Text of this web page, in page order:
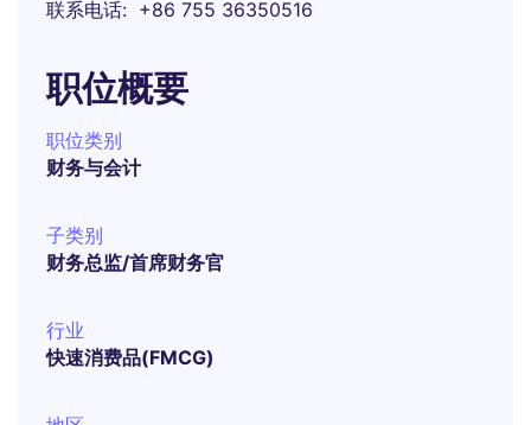
联系电话
+86 755 36350516
职位概要
职位类别
财务与会计
子类别
财务总监/首席财务官
行业
快速消费品(FMCG)